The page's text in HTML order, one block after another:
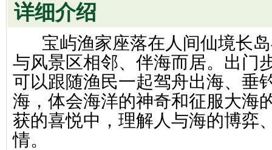
详细介绍
宝屿渔家座落在人间仙境长岛
与风景区相邻、伴海而居。出门
可以跟随渔民一起驾舟出海、垂
海，体会海洋的神奇和征服大海
获的喜悦中，理解人与海的博弈
情。